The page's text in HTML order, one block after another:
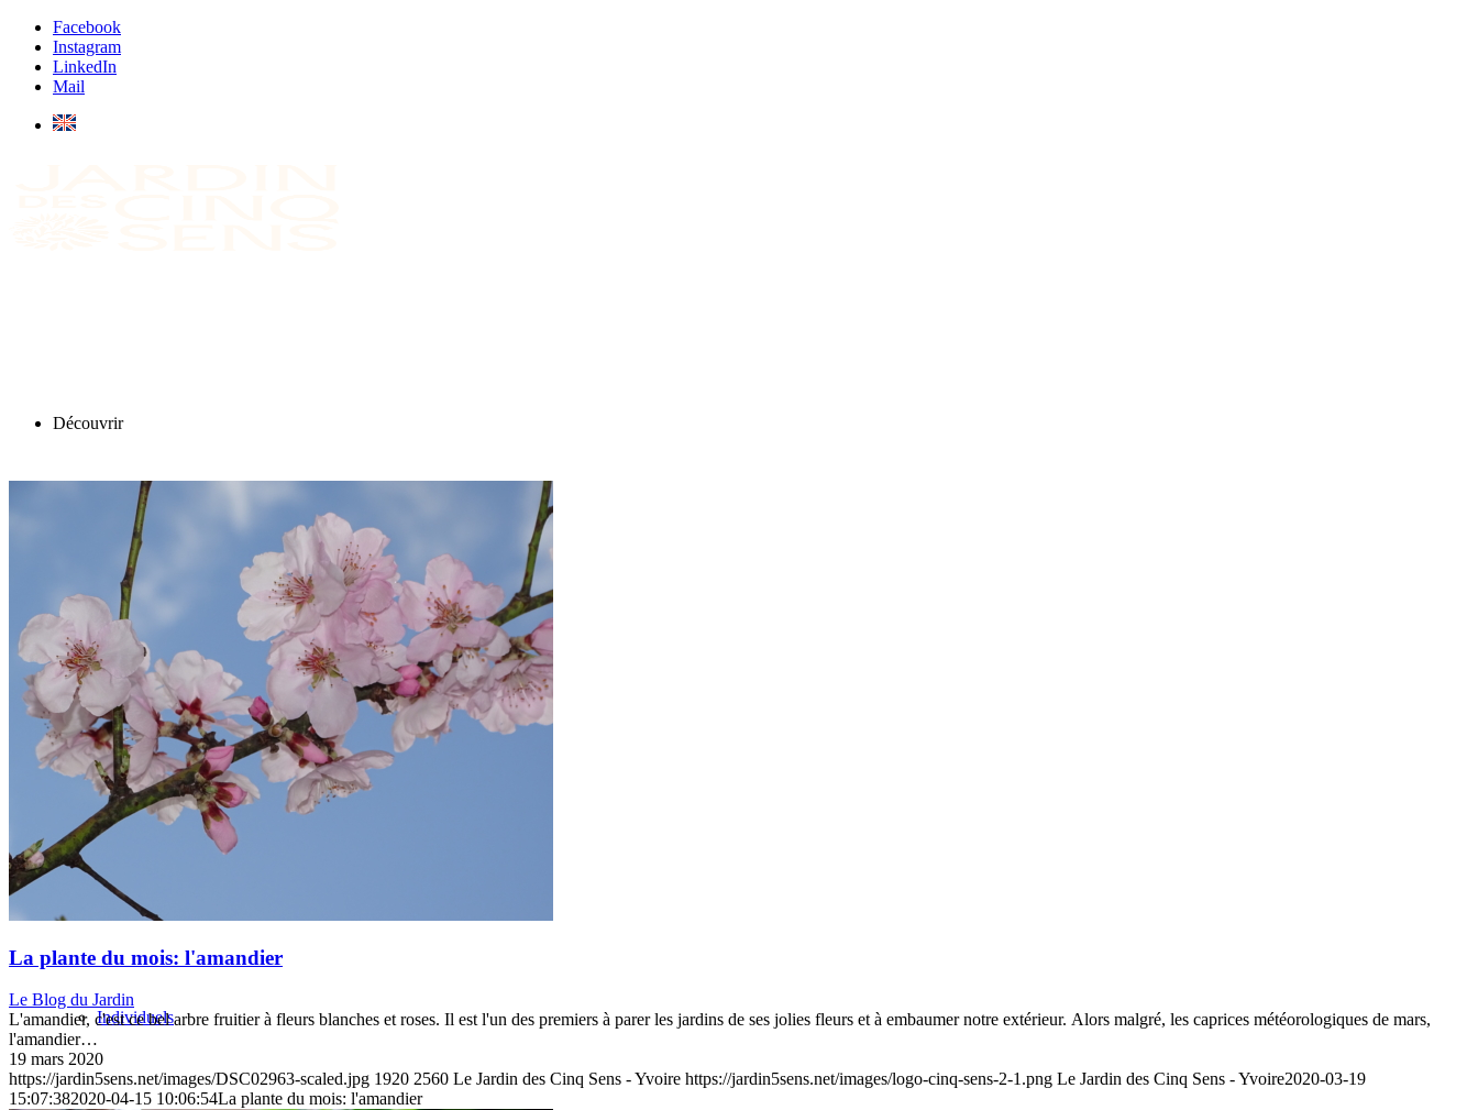
Facebook
Instagram
LinkedIn
Mail
Découvrir
Présentation
Informations pratiques
Billetterie
Individuels
La plante du mois: l'amandier
Le Blog du Jardin
L'amandier, c'est ce bel arbre fruitier à fleurs blanches et roses. Il est l'un des premiers à parer les jardins de ses jolies fleurs et à embaumer notre extérieur. Alors malgré, les caprices météorologiques de mars,
l'amandier…
19 mars 2020
https://jardin5sens.net/images/DSC02963-scaled.jpg 1920 2560 Le Jardin des Cinq Sens - Yvoire https://jardin5sens.net/images/logo-cinq-sens-2-1.png Le Jardin des Cinq Sens - Yvoire2020-03-19
15:07:382020-04-15 10:06:54La plante du mois: l'amandier